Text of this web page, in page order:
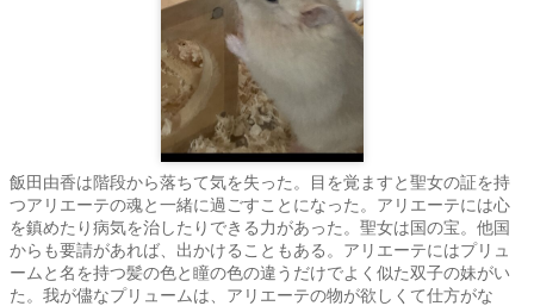
飯田由香は階段から落ちて気を失った。目を覚ますと聖女の証を持
つアリエーテの魂と一緒に過ごすことになった。アリエーテには心
を鎮めたり病気を治したりできる力があった。聖女は国の宝。他国
からも要請があれば、出かけることもある。アリエーテにはプリュ
ームと名を持つ髪の色と瞳の色の違うだけでよく似た双子の妹がい
た。我が儘なプリュームは、アリエーテの物が欲しくて仕方がな